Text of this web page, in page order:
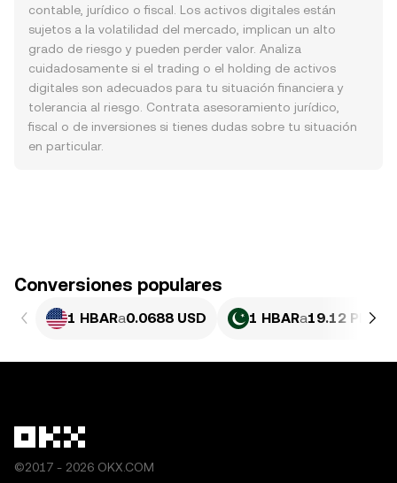
contable, jurídico o fiscal. Los activos digitales están
sujetos a la volatilidad del mercado, implican un alto
grado de riesgo y pueden perder valor. Analiza
cuidadosamente si el trading o el holding de activos
digitales son adecuados para tu situación financiera y
tolerancia al riesgo. Contrata asesoramiento jurídico,
fiscal o de inversiones si tienes dudas sobre tu situación
en particular.
Conversiones populares
1 HBARa0.0688 USD 1 HBARa19.12 PKR
©2017 - 2026 OKX.COM